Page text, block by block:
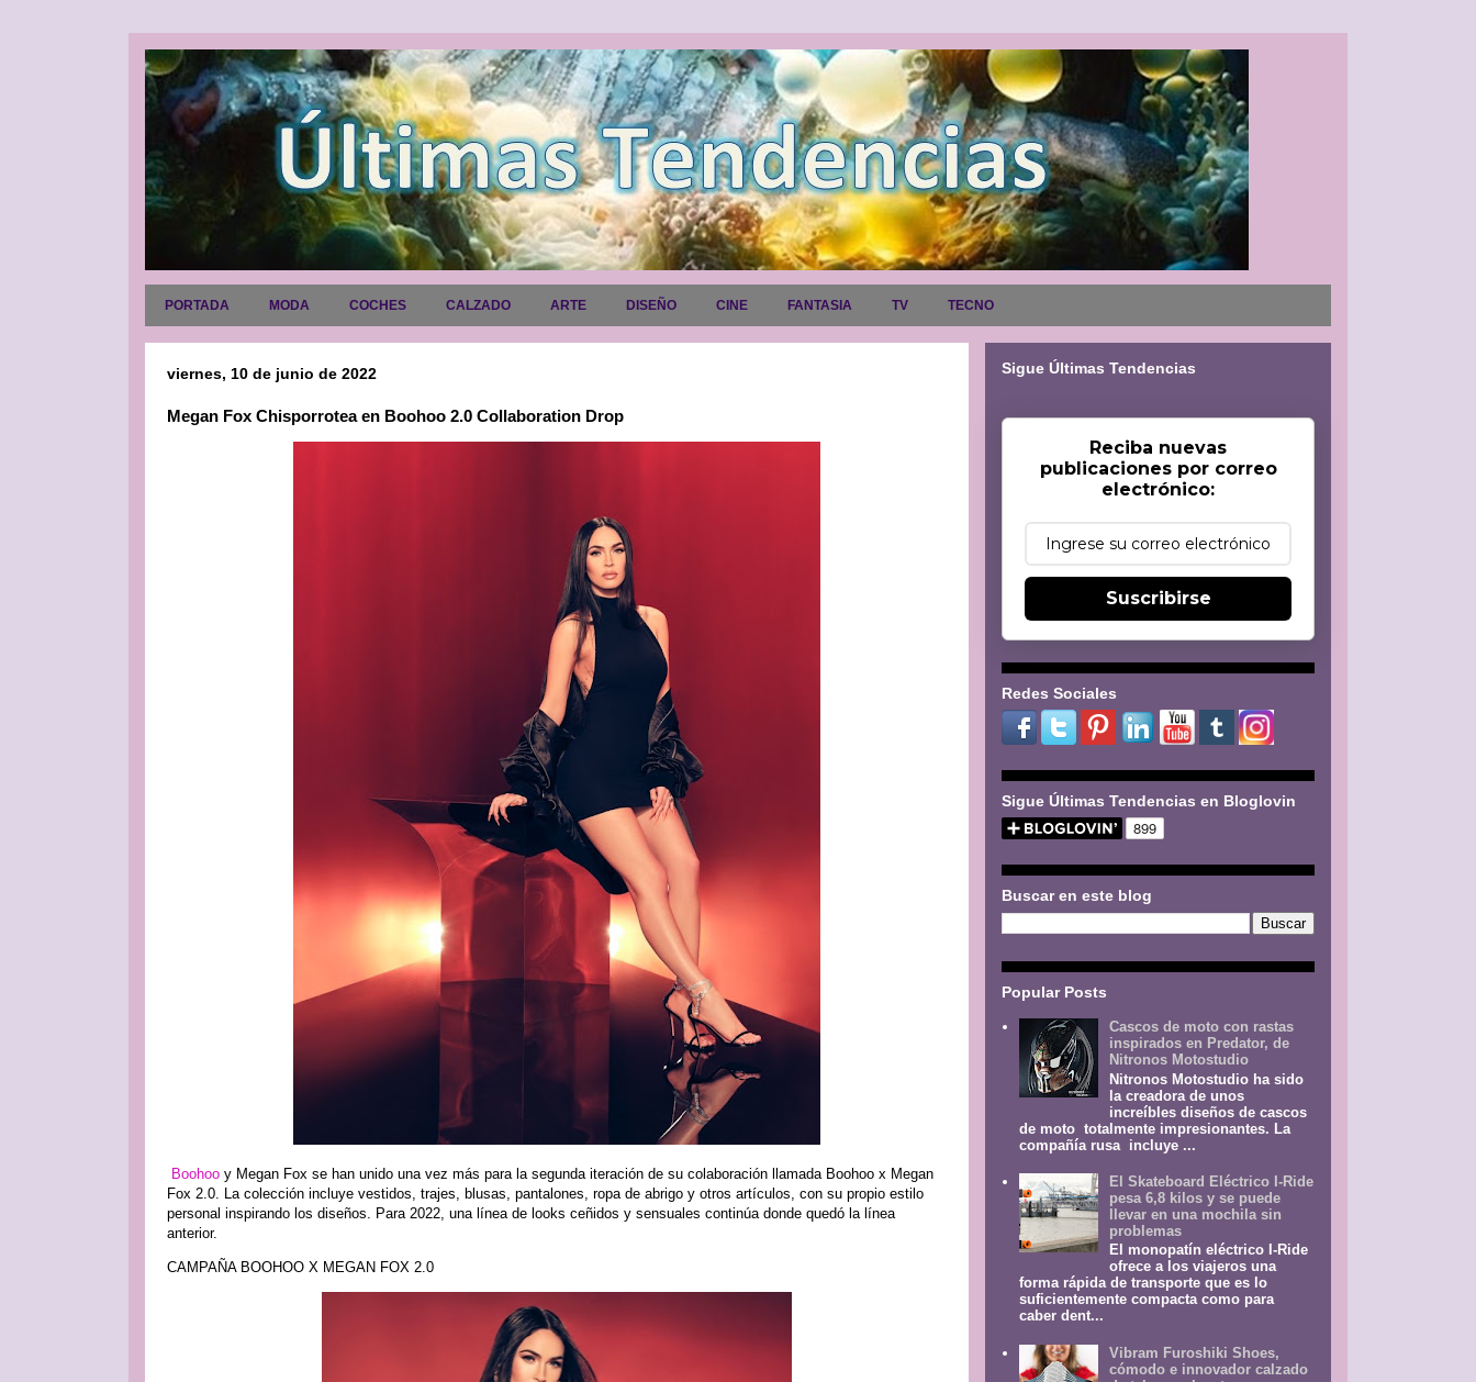
PORTADA MODA COCHES CALZADO ARTE DISEÑO CINE FANTASIA TV TECNO
viernes, 10 de junio de 2022
Megan Fox Chisporrotea en Boohoo 2.0 Collaboration Drop
Boohoo y Megan Fox se han unido una vez más para la segunda iteración de su colaboración llamada Boohoo x Megan
Fox 2.0. La colección incluye vestidos, trajes, blusas, pantalones, ropa de abrigo y otros artículos, con su propio estilo
personal inspirando los diseños. Para 2022, una línea de looks ceñidos y sensuales continúa donde quedó la línea
anterior.
CAMPAÑA BOOHOO X MEGAN FOX 2.0
Sigue Últimas Tendencias
Reciba nuevas
publicaciones por correo
electrónico:
Suscribirse
Redes Sociales
Sigue Últimas Tendencias en Bloglovin
Buscar en este blog
Popular Posts
Cascos de moto con rastas
inspirados en Predator, de
Nitronos Motostudio
Nitronos Motostudio ha sido
la creadora de unos
increíbles diseños de cascos
de moto totalmente impresionantes. La
compañía rusa incluye ...
El Skateboard Eléctrico I-Ride
pesa 6,8 kilos y se puede
llevar en una mochila sin
problemas
El monopatín eléctrico I-Ride
ofrece a los viajeros una
forma rápida de transporte que es lo
suficientemente compacta como para
caber dent...
Vibram Furoshiki Shoes,
cómodo e innovador calzado